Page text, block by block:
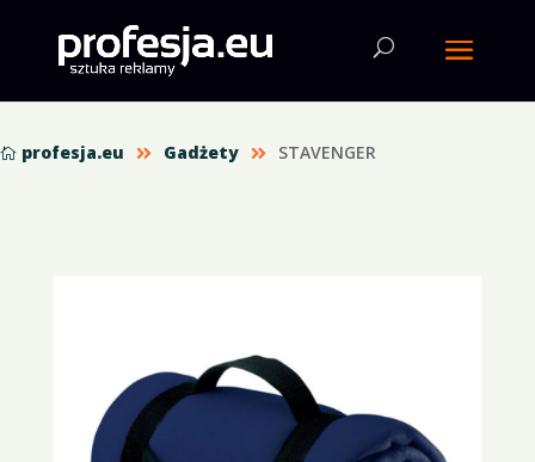
 profesja.eu  Gadżety  STAVENGER